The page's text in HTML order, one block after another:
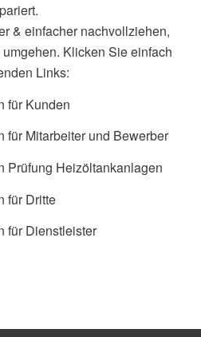
& einfacher nachvollziehen,
Klicken Sie einfach
Links:
für Kunden
für Mitarbeiter und Bewerber
Prüfung Heizöltankanlagen
für Dritte
für Dienstleister